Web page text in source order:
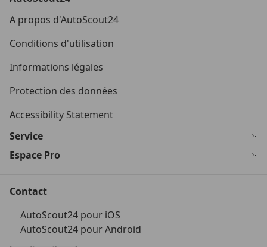
A propos d'AutoScout24
Conditions d'utilisation
Informations légales
Protection des données
Accessibility Statement
Service
Espace Pro
Contact
AutoScout24 pour iOS
AutoScout24 pour Android